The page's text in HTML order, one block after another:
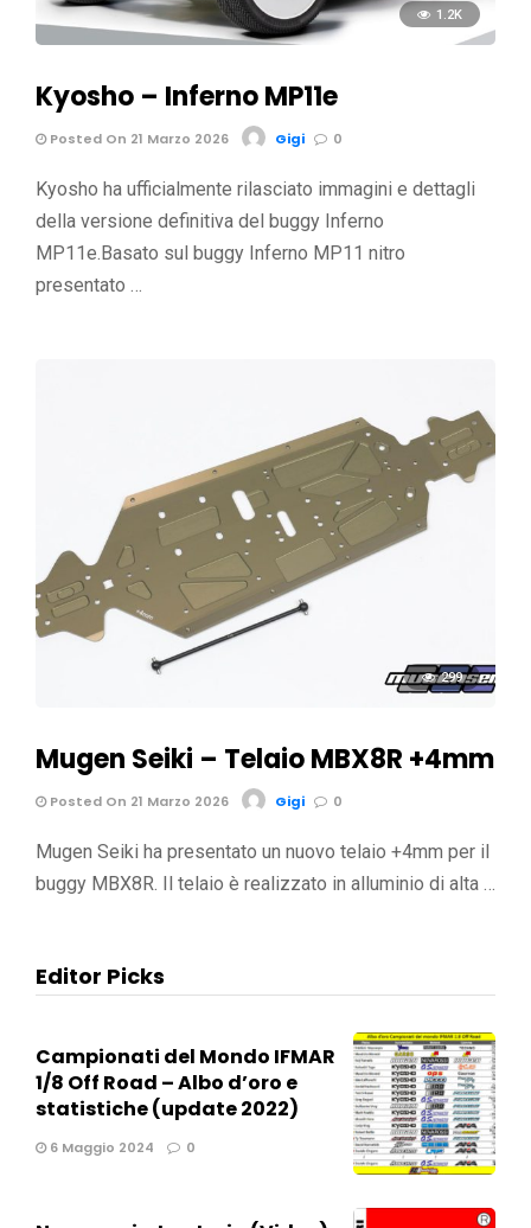
1.2K
Kyosho – Inferno MP11e
Posted On 21 Marzo 2026 Gigi 0
Kyosho ha ufficialmente rilasciato immagini e dettagli
della versione definitiva del buggy Inferno
MP11e.Basato sul buggy Inferno MP11 nitro
presentato …
299
Mugen Seiki – Telaio MBX8R +4mm
Posted On 21 Marzo 2026 Gigi 0
Mugen Seiki ha presentato un nuovo telaio +4mm per il
buggy MBX8R. Il telaio è realizzato in alluminio di alta …
Editor Picks
Campionati del Mondo IFMAR
1/8 Off Road – Albo d’oro e
statistiche (update 2022)
6 Maggio 2024 0